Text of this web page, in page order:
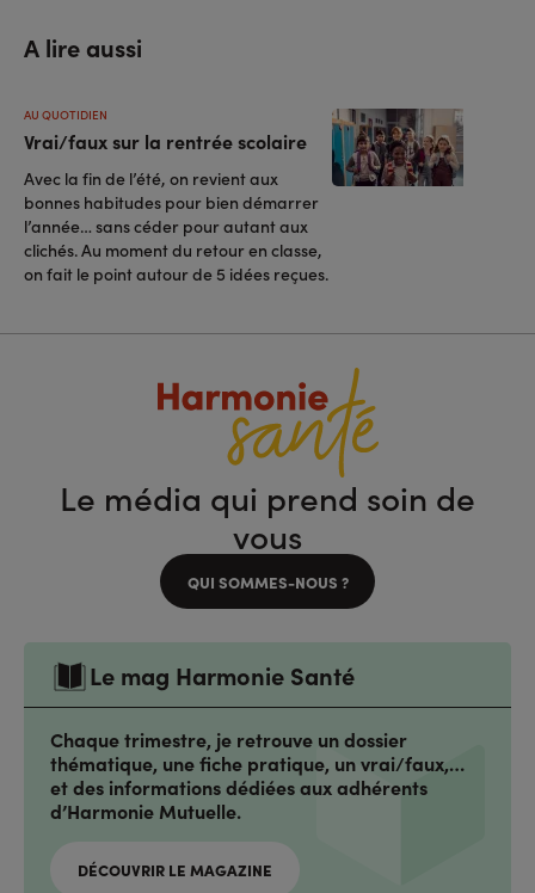
A lire aussi
Vrai/faux sur la rentrée scolaire
AU QUOTIDIEN
Avec la fin de l’été, on revient aux
bonnes habitudes pour bien démarrer
l’année… sans céder pour autant aux
clichés. Au moment du retour en classe,
on fait le point autour de 5 idées reçues.
Le média qui prend soin de
vous
QUI SOMMES-NOUS ?
Le mag Harmonie Santé
Chaque trimestre, je retrouve un dossier
thématique, une fiche pratique, un vrai/faux,…
et des informations dédiées aux adhérents
d’Harmonie Mutuelle.
DÉCOUVRIR LE MAGAZINE